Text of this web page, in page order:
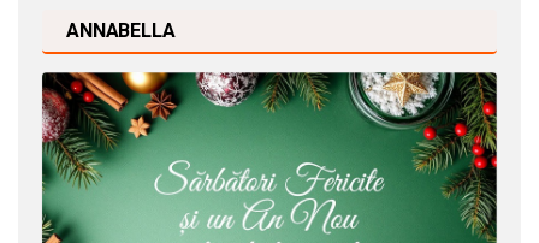
ANNABELLA